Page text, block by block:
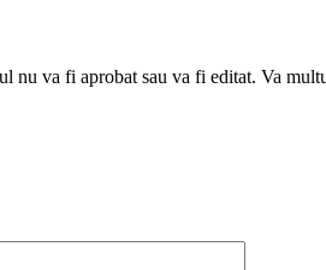
nu va fi aprobat sau va fi editat. Va